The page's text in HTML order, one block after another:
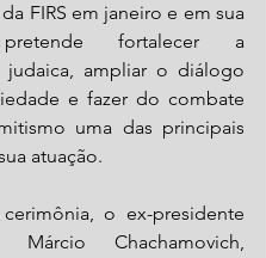
FIRS em janeiro e em sua
fortalecer a
judaica, ampliar o diálogo
e fazer do combate
uma das principais
atuação.
o ex-presidente
Chachamovich,